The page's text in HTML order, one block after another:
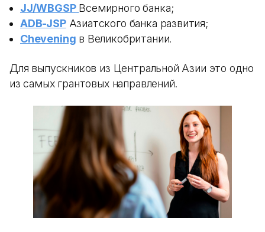
JJ/WBGSP Всемирного банка;
ADB-JSPАзиатского банка развития;
Chevening в Великобритании.
Для выпускников из Центральной Азии это одно
из самых грантовых направлений.